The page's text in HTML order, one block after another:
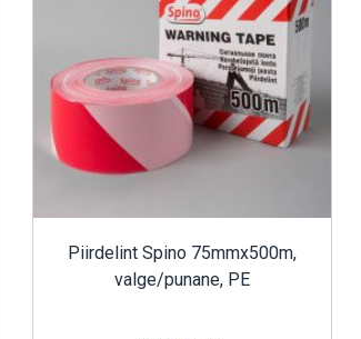
Piirdelint Spino 75mmx500m,
valge/punane, PE